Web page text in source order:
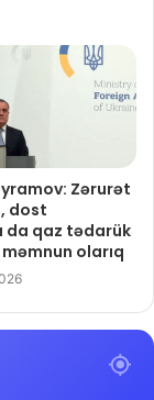
Zərurət
dost
da qaz tədarük
olarıq